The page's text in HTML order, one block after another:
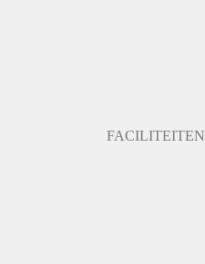
FACILITEITEN